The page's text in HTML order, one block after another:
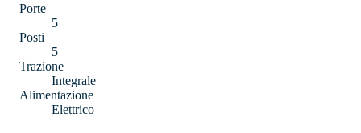
Porte
5
Posti
5
Trazione
Integrale
Alimentazione
Elettrico